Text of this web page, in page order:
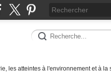
les atteintes à l'environnement et à la